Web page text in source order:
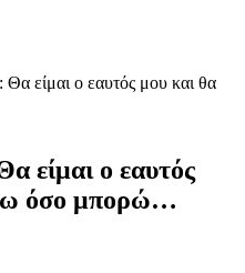
είμαι ο εαυτός μου και θα
είμαι ο εαυτός
όσο μπορώ…